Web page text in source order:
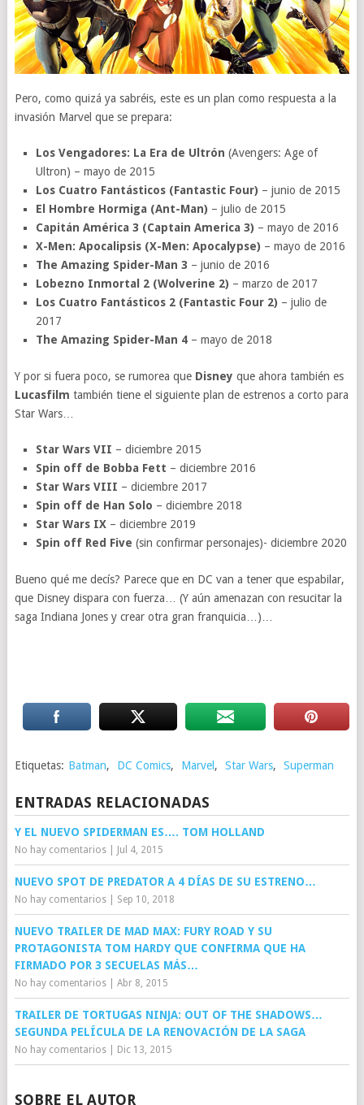
Pero, como quizá ya sabréis, este es un plan como respuesta a la
invasión Marvel que se prepara:
Los Vengadores: La Era de Ultrón (Avengers: Age of
Ultron) – mayo de 2015
Los Cuatro Fantásticos (Fantastic Four) – junio de 2015
El Hombre Hormiga (Ant-Man) – julio de 2015
Capitán América 3 (Captain America 3) – mayo de 2016
X-Men: Apocalipsis (X-Men: Apocalypse) – mayo de 2016
The Amazing Spider-Man 3 – junio de 2016
Lobezno Inmortal 2 (Wolverine 2) – marzo de 2017
Los Cuatro Fantásticos 2 (Fantastic Four 2) – julio de
2017
The Amazing Spider-Man 4 – mayo de 2018
Y por si fuera poco, se rumorea que Disney que ahora también es
Lucasfilm también tiene el siguiente plan de estrenos a corto para
Star Wars…
Star Wars VII – diciembre 2015
Spin off de Bobba Fett – diciembre 2016
Star Wars VIII – diciembre 2017
Spin off de Han Solo – diciembre 2018
Star Wars IX – diciembre 2019
Spin off Red Five (sin confirmar personajes)- diciembre 2020
Bueno qué me decís? Parece que en DC van a tener que espabilar,
que Disney dispara con fuerza… (Y aún amenazan con resucitar la
saga Indiana Jones y crear otra gran franquicia…)…
Etiquetas: Batman, DC Comics, Marvel , Star Wars, Superman
ENTRADAS RELACIONADAS
Y EL NUEVO SPIDERMAN ES…. TOM HOLLAND
No hay comentarios| Jul 4, 2015
NUEVO SPOT DE PREDATOR A 4 DÍAS DE SU ESTRENO…
No hay comentarios| Sep 10, 2018
NUEVO TRAILER DE MAD MAX: FURY ROAD Y SU
PROTAGONISTA TOM HARDY QUE CONFIRMA QUE HA
FIRMADO POR 3 SECUELAS MÁS…
No hay comentarios| Abr 8, 2015
TRAILER DE TORTUGAS NINJA: OUT OF THE SHADOWS…
SEGUNDA PELÍCULA DE LA RENOVACIÓN DE LA SAGA
No hay comentarios| Dic 13, 2015
SOBRE EL AUTOR